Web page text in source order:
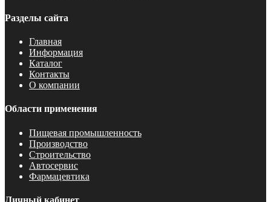
Разделы сайта
Главная
Информация
Каталог
Контакты
О компании
Области применения
Пищевая промышленность
Производство
Строительство
Автосервис
Фармацевтика
Личный кабинет